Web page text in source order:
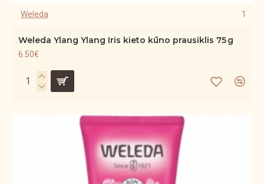
Weleda 1
Weleda Ylang Ylang Iris kieto kūno prausiklis 75 g
6.50€